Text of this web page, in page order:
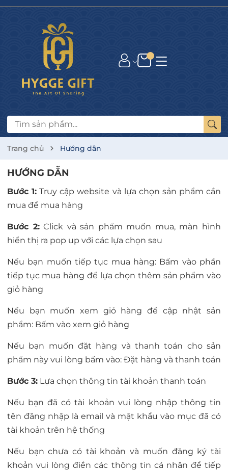
Trang chủ Hướng dẫn
HƯỚNG DẪN
Bước 1: Truy cập website và lựa chọn sản phẩm cần
mua để mua hàng
Bước 2:Click và sản phẩm muốn mua, màn hình
hiển thị ra pop up với các lựa chọn sau
Nếu bạn muốn tiếp tục mua hàng: Bấm vào phần
tiếp tục mua hàng để lựa chọn thêm sản phẩm vào
giỏ hàng
Nếu bạn muốn xem giỏ hàng để cập nhật sản
phẩm: Bấm vào xem giỏ hàng
Nếu bạn muốn đặt hàng và thanh toán cho sản
phẩm này vui lòng bấm vào: Đặt hàng và thanh toán
Bước 3: Lựa chọn thông tin tài khoản thanh toán
Nếu bạn đã có tài khoản vui lòng nhập thông tin
tên đăng nhập là email và mật khẩu vào mục đã có
tài khoản trên hệ thống
Nếu bạn chưa có tài khoản và muốn đăng ký tài
khoản vui lòng điền các thông tin cá nhân để tiếp